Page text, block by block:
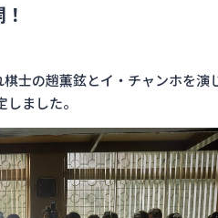
士の趙薫鉉とイ・チャンホを演
ました。